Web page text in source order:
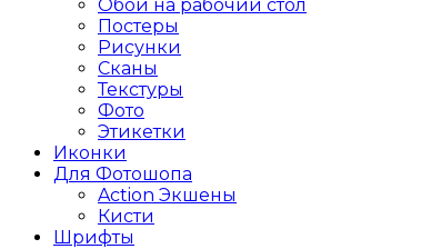
Обои на рабочий стол
Постеры
Рисунки
Сканы
Текстуры
Фото
Этикетки
Иконки
Для Фотошопа
Action Экшены
Кисти
Шрифты